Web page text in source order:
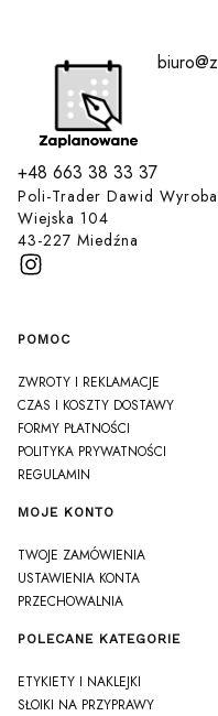
+48 663 38 33 37
Poli-Trader Dawid Wyroba
Wiejska 104
43-227 Miedźna
Linki w stopce
POMOC
ZWROTY I REKLAMACJE
CZAS I KOSZTY DOSTAWY
FORMY PŁATNOŚCI
POLITYKA PRYWATNOŚCI
REGULAMIN
MOJE KONTO
TWOJE ZAMÓWIENIA
USTAWIENIA KONTA
PRZECHOWALNIA
POLECANE KATEGORIE
ETYKIETY I NAKLEJKI
SŁOIKI NA PRZYPRAWY